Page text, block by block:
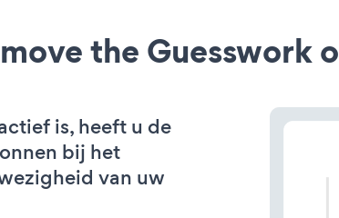
the Guesswork
is, heeft u de
bij het
van uw